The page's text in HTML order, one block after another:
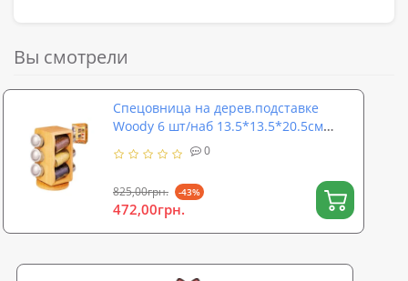
Вы смотрели
Спецовница на дерев.подставке
Woody 6 шт/наб 13.5*13.5*20.5см
Stenson (MS-0369)
0
825,00грн. -43%
472,00грн.